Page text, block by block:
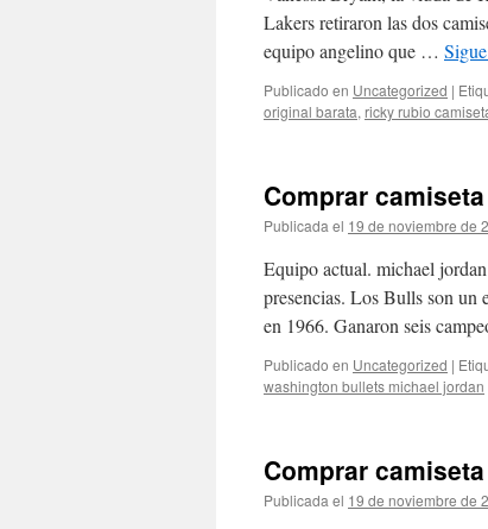
Lakers retiraron las dos
equipo angelino que …
Publicado en Uncategorized |
original barata, ricky rubio
Comprar
Publicada el 19 de noviembre de
Equipo actual. michael
presencias. Los Bulls son
en 1966. Ganaron seis
Publicado en Uncategorized |
washington bullets michael jordan
Comprar
Publicada el 19 de noviembre de